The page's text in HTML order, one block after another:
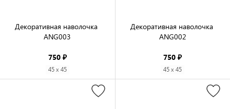
Декоративная наволочка
ANG003
750 ₽
45 x 45
Декоративная наволочка
ANG002
750 ₽
45 x 45